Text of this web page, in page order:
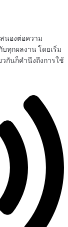
นองต่อความ
ทุกผลงาน โดยเริ่ม
กันก็คำนึงถึงการใช้